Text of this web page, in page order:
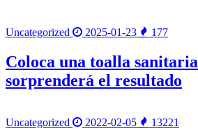
Uncategorized 2025-01-23 177
Coloca una toalla
sorprenderá el resultado
Uncategorized 2022-02-05 13221